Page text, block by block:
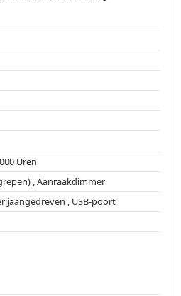
Uren
, Aanraakdimmer
, USB-poort